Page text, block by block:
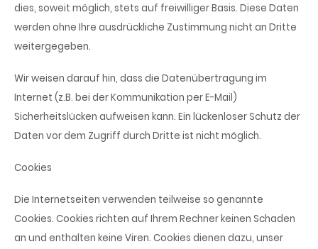
dies, soweit möglich, stets auf freiwilliger Basis. Diese Daten
werden ohne Ihre ausdrückliche Zustimmung nicht an Dritte
weitergegeben.
Wir weisen darauf hin, dass die Datenübertragung im
Internet (z.B. bei der Kommunikation per E-Mail)
Sicherheitslücken aufweisen kann. Ein lückenloser Schutz der
Daten vor dem Zugriff durch Dritte ist nicht möglich.
Cookies
Die Internetseiten verwenden teilweise so genannte
Cookies. Cookies richten auf Ihrem Rechner keinen Schaden
an und enthalten keine Viren. Cookies dienen dazu, unser